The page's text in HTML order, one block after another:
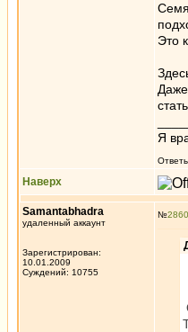
Семя
Это
Я
Наверх
Samantabhadra
удаленный аккаунт
Зарегистрирован:
10.01.2009
Суждений: 10755
№